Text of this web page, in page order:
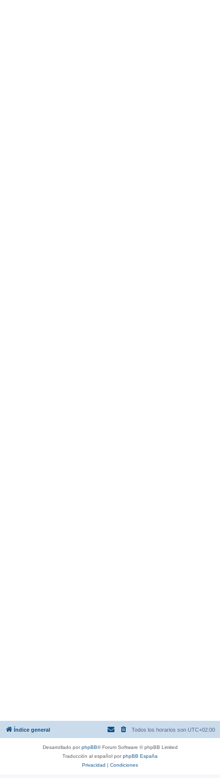
Índice general Todos los horarios son UTC+02:00
Desarrollado porphpBB® Forum Software © phpBB Limited
Traducción al español porphpBB España
Privacidad | Condiciones